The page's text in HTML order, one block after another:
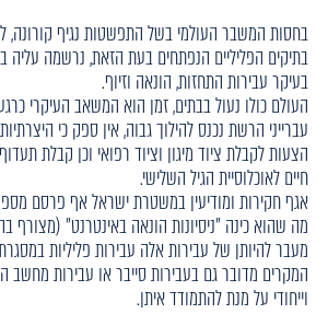
בחסות המשבר העולמי בשל התפשטות נגיף קורונה,
בתיקים הפליליים הנפתחים בעת הזאת, נרשמה עליה
בעיקר עבירות התחזות, הונאה וזיוף.
העולם כולו נעול בבתים, זמן הוא המשאב העיקרי
עברייני הרשת נכנס להילוך גבוה, אין ספק כי
הצעות לקבלת ציוד מיגון וציוד רפואי וכן קבלת
חיים לאוכלוסיית הגיל השלישי.
אגף חקירות ומודיעין במשטרת ישראל אף פרסם
מה שהוא כינה "ניסיונות הונאה באינטרנט"
מעבר להיותן של עבירות אלה עבירות פליליות
המקרים מדובר גם בעבירות סייבר או עבירות מחשב
וייחודי על מנת להתמודד איתן.